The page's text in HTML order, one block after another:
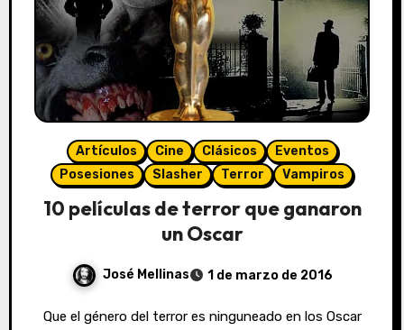
Artículos Cine Clásicos
Eventos
Posesiones
Slasher Terror Vampiros
10 películas de terror que ganaron
un Oscar
José Mellinas 1 de marzo de 2016
Que el género del terror es ninguneado en los Oscar